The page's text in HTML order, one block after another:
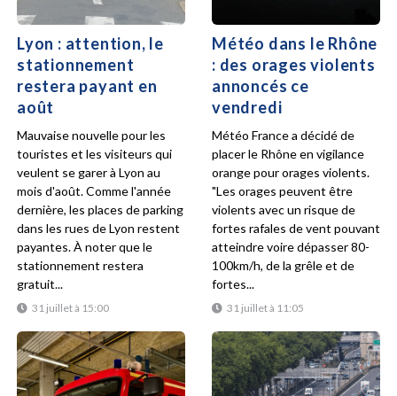
Lyon : attention, le
stationnement
restera payant en
août
31 juillet à 15:00
Mauvaise nouvelle pour les
touristes et les visiteurs qui
veulent se garer à Lyon au
mois d'août. Comme l'année
dernière, les places de parking
dans les rues de Lyon restent
payantes. À noter que le
stationnement restera
gratuit...
Météo dans le Rhône
: des orages violents
annoncés ce
vendredi
31 juillet à 11:05
Météo France a décidé de
placer le Rhône en vigilance
orange pour orages violents.
"Les orages peuvent être
violents avec un risque de
fortes rafales de vent pouvant
atteindre voire dépasser 80-
100km/h, de la grêle et de
fortes...